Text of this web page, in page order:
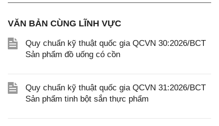
VĂN BẢN CÙNG LĨNH VỰC
Quy chuẩn kỹ thuật quốc gia QCVN 30:2026/BCT
Sản phẩm đồ uống có cồn
Quy chuẩn kỹ thuật quốc gia QCVN 31:2026/BCT
Sản phẩm tinh bột sắn thực phẩm